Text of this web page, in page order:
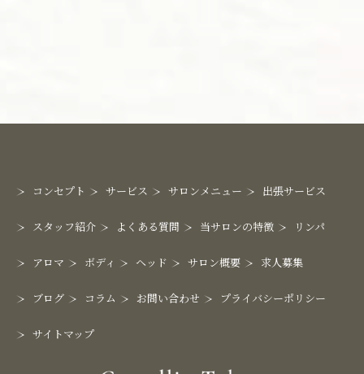
コンセプト サービス サロンメニュー 出張サービス
スタッフ紹介 よくある質問 当サロンの特徴 リンパ
アロマ ボディ ヘッド サロン概要 求人募集
ブログ コラム お問い合わせ プライバシーポリシー
サイトマップ